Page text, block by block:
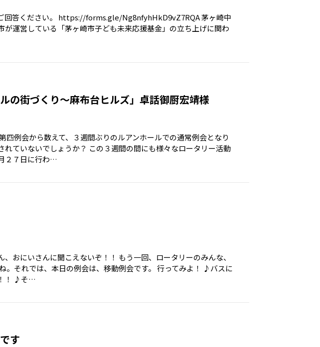
回答ください。 https://forms.gle/Ng8nfyhHkD9vZ7RQA 茅ヶ崎中
が運営している「茅ヶ崎市⼦ども未来応援基⾦」の⽴ち上げに関わ
の街づくり～麻布台ヒルズ」卓話御厨宏靖様
四例会から数えて、３週間ぶりのルアンホールでの通常例会となり
れていないでしょうか？ この３週間の間にも様々なロータリー活動
２７日に行わ…
おにいさんに聞こえないぞ！！ もう一回、ロータリーのみんな、
。それでは、本日の例会は、移動例会です。 行ってみよ！ ♪バスに
！ ♪そ…
す